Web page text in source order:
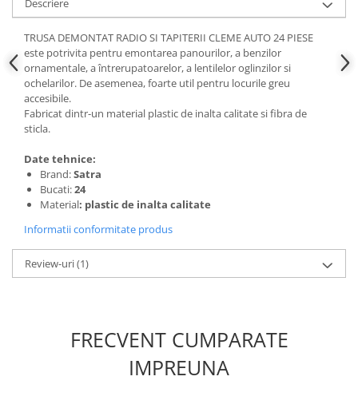
Slefuitoare electrice
Scule fixare distributie
Alfa romeo
Audi
Bmw
Chevrolet
Citroen
Dacia
Fiat
Ford
Jaguar
Jeep
Descriere
TRUSA DEMONTAT RADIO SI TAPITERII CLEME AUTO 24 PIESE
este potrivita pentru emontarea panourilor, a benzilor
ornamentale, a întrerupatoarelor, a lentilelor oglinzilor si
ochelarilor. De asemenea, foarte util pentru locurile greu
accesibile.
Fabricat dintr-un material plastic de inalta calitate si fibra de
sticla.
Date tehnice:
Brand:Satra
Bucati:24
Material: plastic de inalta calitate
Informatii conformitate produs
Review-uri(1)
FRECVENT CUMPARATE
IMPREUNA